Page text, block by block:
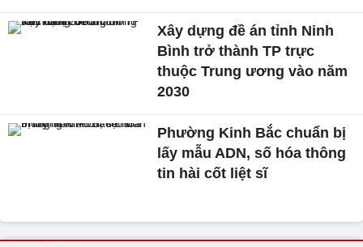
Xây dựng đề án tỉnh Ninh
Bình trở thành TP trực
thuộc Trung ương vào năm
2030
Phường Kinh Bắc chuẩn bị
lấy mẫu ADN, số hóa thông
tin hài cốt liệt sĩ